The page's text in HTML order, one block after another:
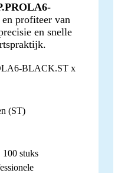
en profiteer van
en snelle
BLACK.ST x
(ST)
100 stuks